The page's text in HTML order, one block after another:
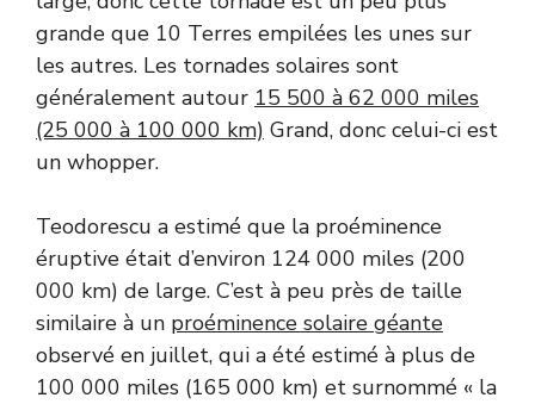
grande que 10 Terres empilées les unes sur
les autres. Les tornades solaires sont
généralement autour 15 500 à 62 000 miles
(25 000 à 100 000 km) Grand, donc celui-ci est
un whopper.
Teodorescu a estimé que la proéminence
éruptive était d’environ 124 000 miles (200
000 km) de large. C’est à peu près de taille
similaire à un proéminence solaire géante
observé en juillet, qui a été estimé à plus de
100 000 miles (165 000 km) et surnommé « la